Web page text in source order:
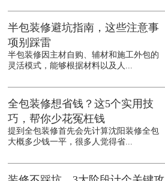
半包装修避坑指南，这些注意事
项别踩雷
半包装修因主材自购、辅材和施工外包的
灵活模式，能够根据材料以及人...
全包装修想省钱？这5个实用技
巧，帮你少花冤枉钱
提到全包装修首先会先计算沈阳装修全包
大概多少钱一平，很多人觉得省...